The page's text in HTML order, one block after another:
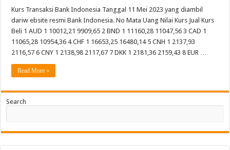
Kurs Transaksi Bank Indonesia Tanggal 11 Mei 2023 yang diambil
dariw ebsite resmi Bank Indonesia. No Mata Uang Nilai Kurs Jual Kurs
Beli 1 AUD 1 10012,21 9909,65 2 BND 1 11160,28 11047,56 3 CAD 1
11065,28 10954,36 4 CHF 1 16653,25 16480,14 5 CNH 1 2137,93
2116,57 6 CNY 1 2138,98 2117,67 7 DKK 1 2181,36 2159,43 8 EUR …
Read More »
Search